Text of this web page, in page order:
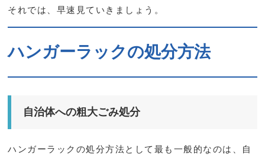
それでは、早速見ていきましょう。
ハンガーラックの処分方法
自治体への粗大ごみ処分
ハンガーラックの処分方法として最も一般的なのは、自